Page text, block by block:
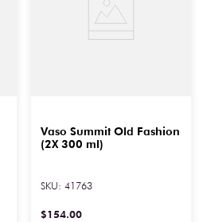
Vaso Summit Old Fashion
(2X 300 ml)
SKU: 41763
$154.00